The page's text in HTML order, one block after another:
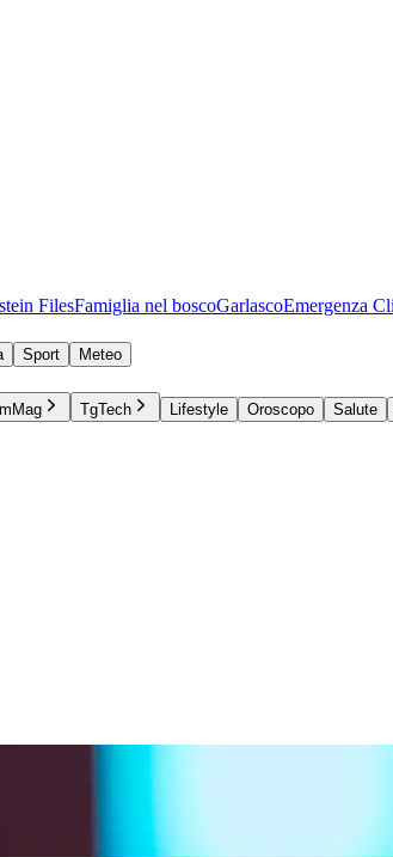
FilesFamiglia nel boscoGarlascoEmergenza
Sport
Meteo
TgTech Lifestyle Oroscopo Salute